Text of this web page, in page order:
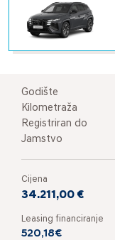
Godište
Kilometraža
Registriran do
Jamstvo
Cijena
34.211,00 €
Leasing financiranje
520,18€